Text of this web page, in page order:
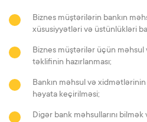
Biznes müştərilərin bankın
xüsusiyyətləri və üstünlükləri
Biznes müştərilər üçün
təklifinin hazırlanması;
Bankın məhsul və xidmətlərinin
həyata keçirilməsi;
Digər bank məhsullarını bilmək